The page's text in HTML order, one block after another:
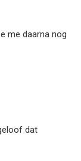
me daarna nog
dat